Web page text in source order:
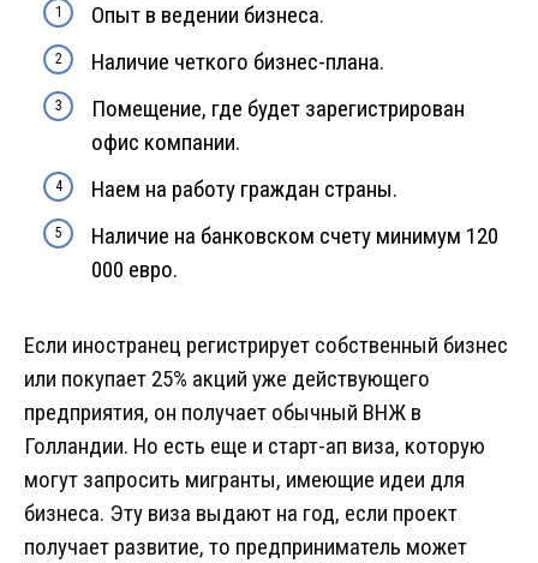
Опыт в ведении бизнеса.
Наличие четкого бизнес-плана.
Помещение, где будет зарегистрирован
офис компании.
Наем на работу граждан страны.
Наличие на банковском счету минимум 120
000 евро.
Если иностранец регистрирует собственный бизнес
или покупает 25% акций уже действующего
предприятия, он получает обычный ВНЖ в
Голландии. Но есть еще и старт-ап виза, которую
могут запросить мигранты, имеющие идеи для
бизнеса. Эту виза выдают на год, если проект
получает развитие, то предприниматель может